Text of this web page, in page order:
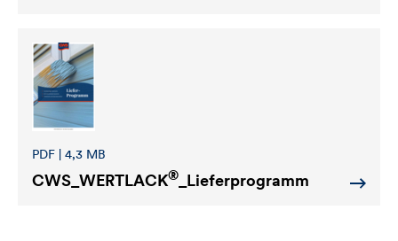
PDF | 4,3 MB
CWS_WERTLACK® _Lieferprogramm